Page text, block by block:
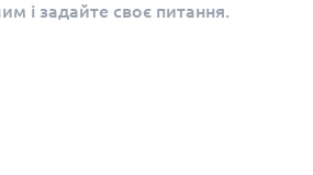
і задайте своє питання.